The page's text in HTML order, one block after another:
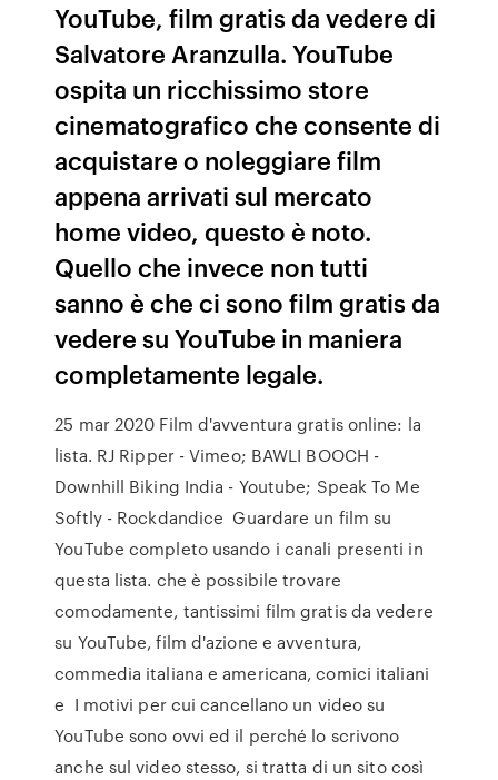
YouTube, film gratis da vedere di
Salvatore Aranzulla. YouTube
ospita un ricchissimo store
cinematografico che consente di
acquistare o noleggiare film
appena arrivati sul mercato
home video, questo è noto.
Quello che invece non tutti
sanno è che ci sono film gratis da
vedere su YouTube in maniera
completamente legale.
25 mar 2020 Film d'avventura gratis online: la
lista. RJ Ripper - Vimeo; BAWLI BOOCH -
Downhill Biking India - Youtube; Speak To Me
Softly - Rockdandice Guardare un film su
YouTube completo usando i canali presenti in
questa lista. che è possibile trovare
comodamente, tantissimi film gratis da vedere
su YouTube, film d'azione e avventura,
commedia italiana e americana, comici italiani
e I motivi per cui cancellano un video su
YouTube sono ovvi ed il perché lo scrivono
anche sul video stesso, si tratta di un sito così